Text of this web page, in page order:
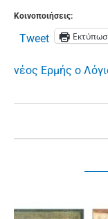
Κοινοποιήσεις:
Tweet
νέος Ερμής ο